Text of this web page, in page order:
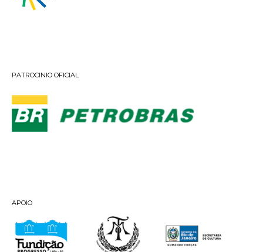
PATROCINIO OFICIAL
APOIO